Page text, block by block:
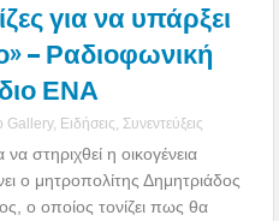
για να υπάρξει
– Ραδιοφωνική
ΕΝΑ
Gallery, Ειδήσεις Συνεντεύξεις
στηριχθεί η οικογένεια
ο μητροπολίτης Δημητριάδος
ο οποίος τονίζει πως θα